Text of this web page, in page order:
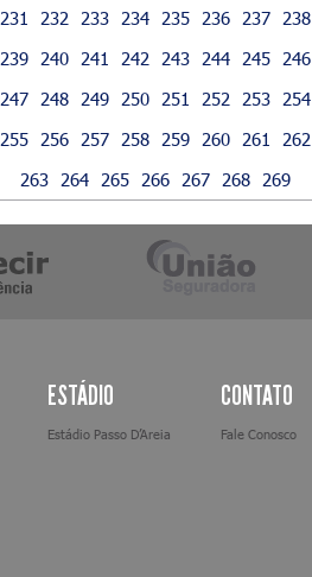
231
232 233 234 235 236 237
238
239
240 241 242 243 244 245
246
247
248 249 250 251 252 253
254
255
256 257 258 259 260 261
262
263
264 265 266 267 268 269
ESTÁDIO
Estádio Passo D’Areia
CONTATO
Fale Conosco